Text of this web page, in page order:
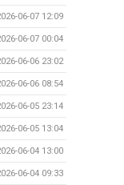
06-07 12:09
06-07 00:04
06-06 23:02
06-06 08:54
06-05 23:14
06-05 13:04
06-04 13:00
06-04 09:33